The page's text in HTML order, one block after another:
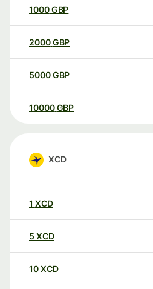
1000GBP
2000GBP
5000GBP
10000 GBP
XCD
1 XCD
5 XCD
10XCD